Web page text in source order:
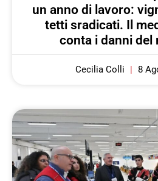
un anno di lavoro:
tetti sradicati. Il
conta i danni del
Cecilia Colli 8